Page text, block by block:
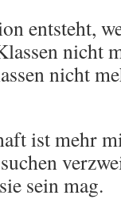
entsteht,
nicht
nicht
ist mehr
sein mag.